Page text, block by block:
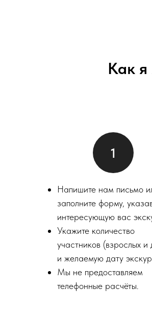
Как я
Напишите нам письмо
заполните форму,
интересующую вас
Укажите количество
участников (взрослых и
и желаемую дату
Мы не предоставляем
телефонные расчёты.